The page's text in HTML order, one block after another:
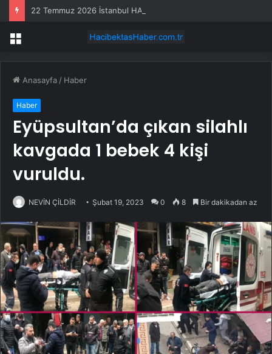
Menü
Anasayfa / Haber
Haber
Eyüpsultan’da çıkan silahlı
kavgada 1 bebek 4 kişi
vuruldu.
NEVİN ÇİLDİR Şubat 19, 2023 0 8 Bir dakikadan az